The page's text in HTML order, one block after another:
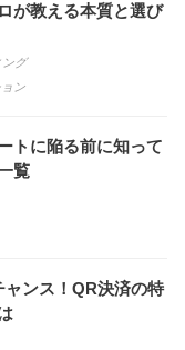
が教える本質と選び
グ
ン
トに陥る前に知って
覧
ンス！QR決済の特